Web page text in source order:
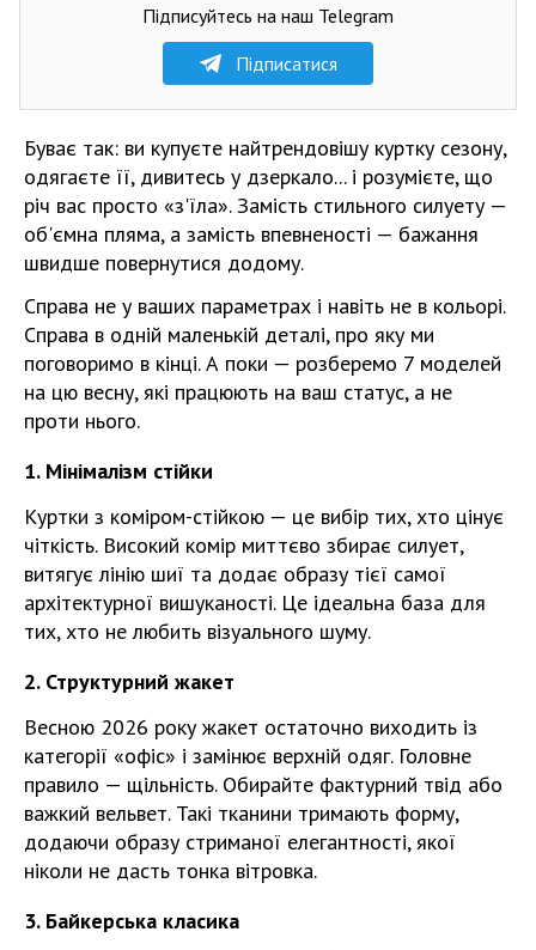
Підписуйтесь на наш Telegram
Підписатися
Буває так: ви купуєте найтрендовішу куртку сезону,
одягаєте її, дивитесь у дзеркало... і розумієте, що
річ вас просто «з'їла». Замість стильного силуету —
об'ємна пляма, а замість впевненості — бажання
швидше повернутися додому.
Справа не у ваших параметрах і навіть не в кольорі.
Справа в одній маленькій деталі, про яку ми
поговоримо в кінці. А поки — розберемо 7 моделей
на цю весну, які працюють на ваш статус, а не
проти нього.
1. Мінімалізм стійки
Куртки з коміром-стійкою — це вибір тих, хто цінує
чіткість. Високий комір миттєво збирає силует,
витягує лінію шиї та додає образу тієї самої
архітектурної вишуканості. Це ідеальна база для
тих, хто не любить візуального шуму.
2. Структурний жакет
Весною 2026 року жакет остаточно виходить із
категорії «офіс» і замінює верхній одяг. Головне
правило — щільність. Обирайте фактурний твід або
важкий вельвет. Такі тканини тримають форму,
додаючи образу стриманої елегантності, якої
ніколи не дасть тонка вітровка.
3. Байкерська класика